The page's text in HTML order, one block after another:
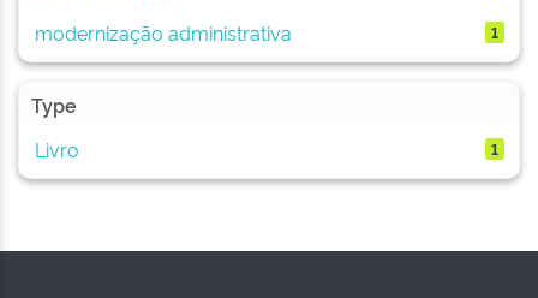
modernização administrativa 1
Type
Livro
1